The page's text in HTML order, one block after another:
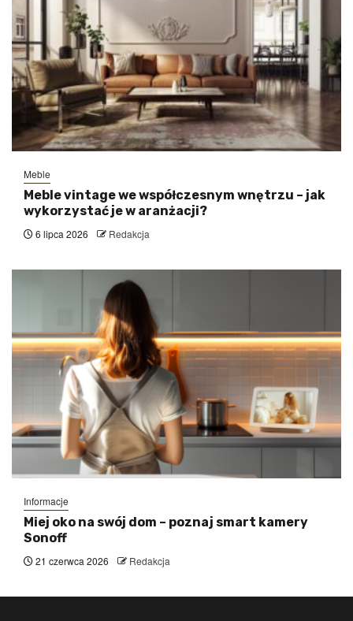
Meble
Meble vintage we współczesnym wnętrzu – jak
wykorzystać je w aranżacji?
6 lipca 2026 Redakcja
Informacje
Miej oko na swój dom – poznaj smart kamery
Sonoff
21 czerwca 2026 Redakcja